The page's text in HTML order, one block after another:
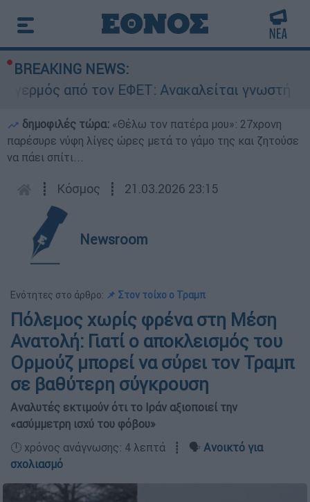
BREAKING NEWS:
από τον ΕΦΕΤ: Ανακαλείται γνωστή
δημοφιλές τώρα: «Θέλω τον πατέρα μου»: 27χρονη
παρέσυρε νύφη λίγες ώρες μετά το γάμο της και ζητούσε
να πάει σπίτι...
┋ Κόσμος ┋ 21.03.2026 23:15
Newsroom
Ενότητες στο άρθρο: 📌 Στον τοίχο ο Τραμπ
Πόλεμος χωρίς φρένα στη Μέση
Ανατολή: Γιατί ο αποκλεισμός του
Ορμούζ μπορεί να σύρει τον Τραμπ
σε βαθύτερη σύγκρουση
Αναλυτές εκτιμούν ότι το Ιράν αξιοποιεί την
«ασύμμετρη ισχύ του φόβου»
🕛 χρόνος ανάγνωσης: 4 λεπτά ┋ 🗣️ Ανοικτό για
σχολιασμό